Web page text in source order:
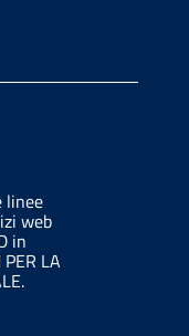
linee
web
in
LA